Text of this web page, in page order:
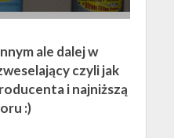
ale dalej w
czyli jak
i najniższą
:)